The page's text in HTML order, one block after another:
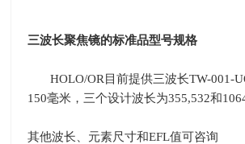
三波长聚焦镜的标准品型号规格
HOLO/OR 目前提供三波长TW-001-
150毫米，三个设计波长为355,532和
其他波长、元素尺寸和EFL值可咨询